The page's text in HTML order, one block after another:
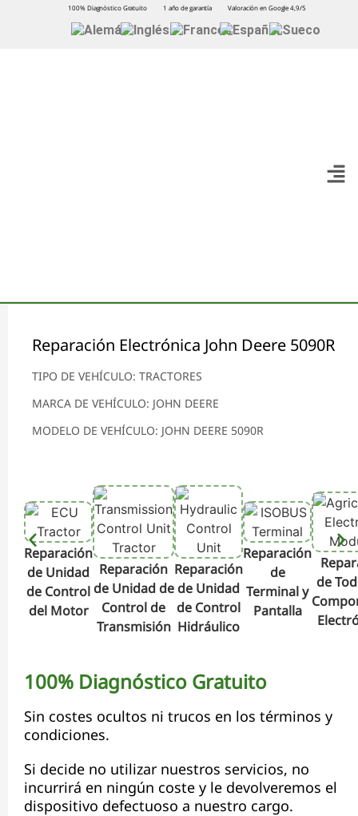
100% Diagnóstico Gratuito 1 año de garantía Valoración en Google 4,9/5
Reparación Electrónica John Deere 5090R
TIPO DE VEHÍCULO: TRACTORES
MARCA DE VEHÍCULO: JOHN DEERE
MODELO DE VEHÍCULO: JOHN DEERE 5090R
Reparación
de Unidad
de Control
del Motor
Reparación
de Unidad de
Control de
Transmisión
Reparación
de Unidad
de Control
Hidráulico
Reparación
de
Terminal y
Pantalla
de
100% Diagnóstico Gratuito
Sin costes ocultos ni trucos en los términos y
condiciones.
Si decide no utilizar nuestros servicios, no
incurrirá en ningún coste y le devolveremos el
dispositivo defectuoso a nuestro cargo.